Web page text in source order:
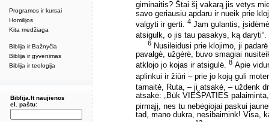
Programos ir kursai
Homilijos
Kita medžiaga
Biblija ir Bažnyčia
Biblija ir gyvenimas
Biblija ir teologija
Biblija.lt naujienos
el. paštu:
giminaitis? Štai šį vakarą jis vėtys
savo geriausiu apdaru ir nueik prie
valgyti ir gerti. 4 Jam gulantis,
atsigulk, o jis tau pasakys, ką daryti“.
6 Nusileidusi prie klojimo, ji
pavalgė, užgėrė, buvo smagiai
atklojo jo kojas ir atsigulė. 8 Apie
aplinkui ir žiūri – prie jo kojų guli
tarnaitė, Ruta, – ji atsakė, – uždenk
atsakė: „Būk VIEŠPATIES
pirmąjį, nes tu nebėgiojai paskui
tad, mano dukra, nesibaimink! Visa,